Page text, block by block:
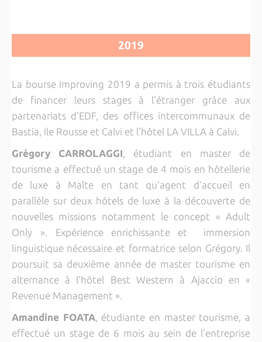
2019
La bourse Improving 2019 a permis à trois étudiants
de financer leurs stages à l'étranger grâce aux
partenariats d'EDF, des offices intercommunaux de
Bastia, Ile Rousse et Calvi et l'hôtel LA VILLA à Calvi.
Grégory CARROLAGGI, étudiant en master de
tourisme a effectué un stage de 4 mois en hôtellerie
de luxe à Malte en tant qu’agent d’accueil en
parallèle sur deux hôtels de luxe à la découverte de
nouvelles missions notamment le concept « Adult
Only ». Expérience enrichissante et immersion
linguistique nécessaire et formatrice selon Grégory. Il
poursuit sa deuxième année de master tourisme en
alternance à l’hôtel Best Western à Ajaccio en «
Revenue Management ».
Amandine FOATA, étudiante en master tourisme, a
effectué un stage de 6 mois au sein de l’entreprise